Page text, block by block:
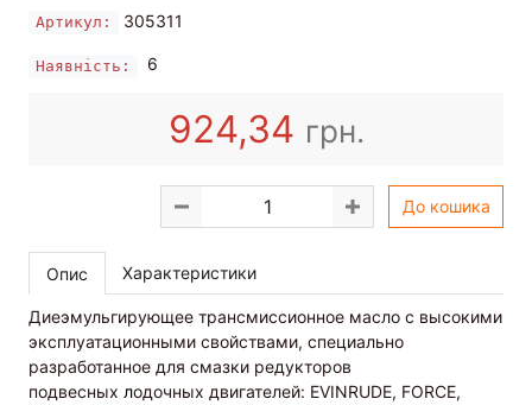
Артикул: 305311
Наявність: 6
924,34 грн.
До кошика
Опис Характеристики
Диеэмульгирующее трансмиссионное масло с высокими
эксплуатационными свойствами, специально
разработанное для смазки редукторов
подвесных лодочных двигателей: EVINRUDE, FORCE,